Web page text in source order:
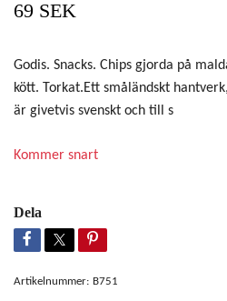
69 SEK
Godis. Snacks. Chips gjorda på
kött. Torkat.Ett småländskt
är givetvis svenskt och till s
Kommer snart
Dela
Artikelnummer: B751